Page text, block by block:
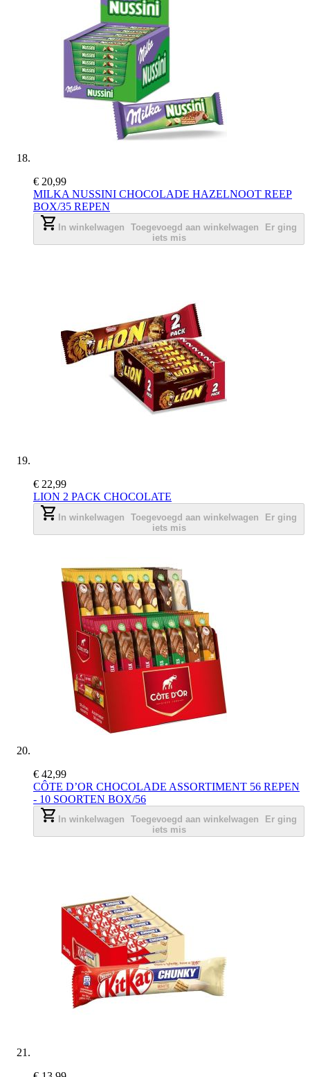
€ 20,99
MILKA NUSSINI CHOCOLADE HAZELNOOT REEP
BOX/35 REPEN
In winkelwagen Toegevoegd aan winkelwagen
Er ging
iets mis
€ 22,99
LION 2 PACK CHOCOLATE
In winkelwagen Toegevoegd aan winkelwagen
Er ging
iets mis
€ 42,99
CÔTE D’OR CHOCOLADE ASSORTIMENT 56 REPEN
- 10 SOORTEN BOX/56
In winkelwagen Toegevoegd aan winkelwagen
Er ging
iets mis